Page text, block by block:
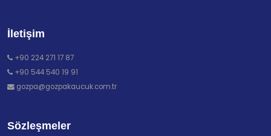
İletişim
+90 224 271 17 87
+90 544 540 19 91
gozpa@gozpakaucuk.com.tr
Sözleşmeler